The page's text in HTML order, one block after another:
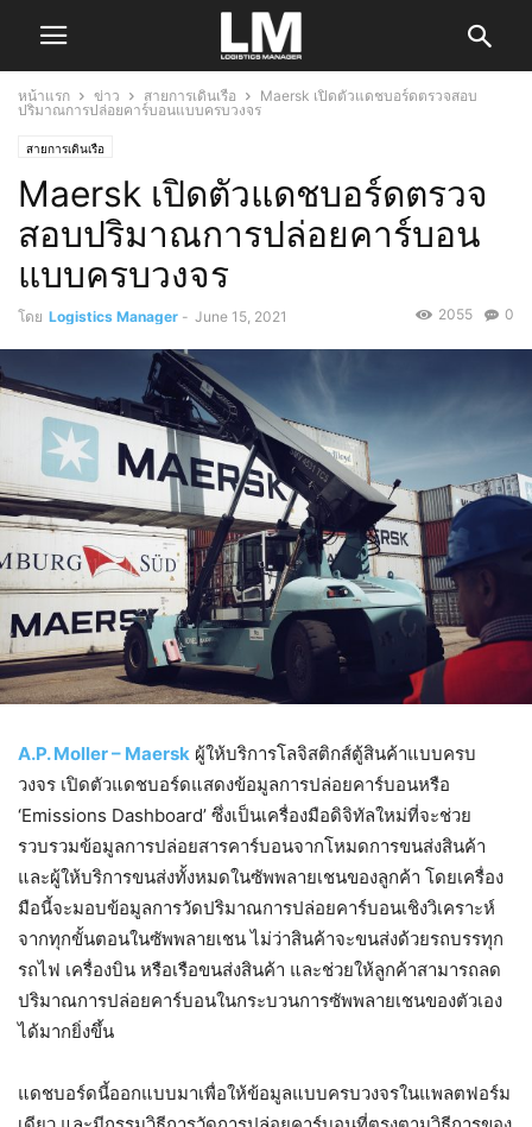
หน้าแรก ข่าว สายการเดินเรือ
Maersk เปิดตัวแดชบอร์ดตรวจสอบ
ปริมาณการปล่อยคาร์บอนแบบครบวงจร
สายการเดินเรือ
Maersk เปิดตัวแดชบอร์ดตรวจ
สอบปริมาณการปล่อยคาร์บอน
แบบครบวงจร
โดย Logistics Manager - June 15, 2021 0
2055
A.P. Moller – Maersk ผู้ให้บริการโลจิสติกส์ตู้สินค้าแบบครบ
วงจร เปิดตัวแดชบอร์ดแสดงข้อมูลการปล่อยคาร์บอนหรือ
‘Emissions Dashboard’ ซึ่งเป็นเครื่องมือดิจิทัลใหม่ที่จะช่วย
รวบรวมข้อมูลการปล่อยสารคาร์บอนจากโหมดการขนส่งสินค้า
และผู้ให้บริการขนส่งทั้งหมดในซัพพลายเชนของลูกค้า โดยเครื่อง
มือนี้จะมอบข้อมูลการวัดปริมาณการปล่อยคาร์บอนเชิงวิเคราะห์
จากทุกขั้นตอนในซัพพลายเชน ไม่ว่าสินค้าจะขนส่งด้วยรถบรรทุก
รถไฟ เครื่องบิน หรือเรือขนส่งสินค้า และช่วยให้ลูกค้าสามารถลด
ปริมาณการปล่อยคาร์บอนในกระบวนการซัพพลายเชนของตัวเอง
ได้มากยิ่งขึ้น
แดชบอร์ดนี้ออกแบบมาเพื่อให้ข้อมูลแบบครบวงจรในแพลตฟอร์ม